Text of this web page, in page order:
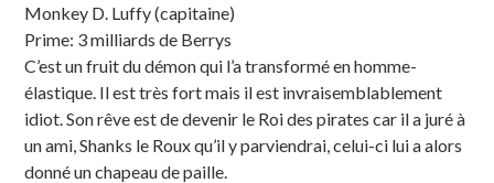
Monkey D. Luffy (capitaine)
Prime: 3 milliards de Berrys
C’est un fruit du démon qui l’a transformé en homme-
élastique. Il est très fort mais il est invraisemblablement
idiot. Son rêve est de devenir le Roi des pirates car il a juré à
un ami, Shanks le Roux qu’il y parviendrai, celui-ci lui a alors
donné un chapeau de paille.